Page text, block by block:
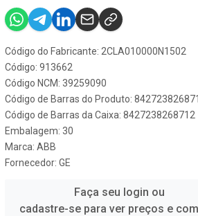
Código do Fabricante: 2CLA010000N1502
Código: 913662
Código NCM: 39259090
Código de Barras do Produto:
Código de Barras da Caixa: 8427238268712
Embalagem: 30
Marca: ABB
Fornecedor: GE
Faça seu login ou
cadastre-se para ver preços e